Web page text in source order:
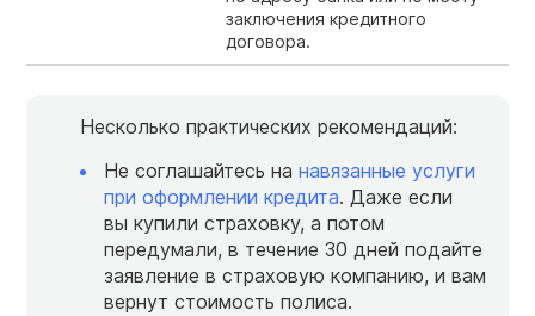
заключения кредитного
договора.
Несколько практических рекомендаций:
Не соглашайтесь на навязанные услуги
при оформлении кредита. Даже если
вы купили страховку, а потом
передумали, в течение 30 дней подайте
заявление в страховую компанию, и вам
вернут стоимость полиса.